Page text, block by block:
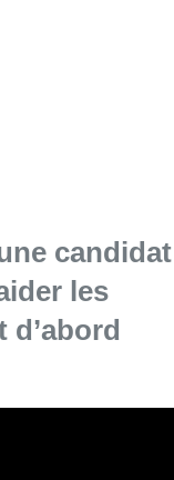
candidat
les
d’abord